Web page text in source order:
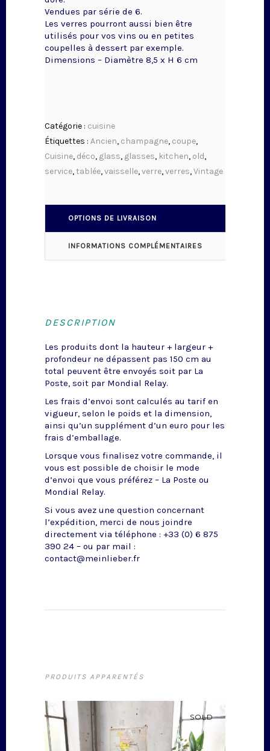
Vendues par série de 6.
Les verres pourront aussi bien être
utilisés pour vos vins ou en petites
coupelles à dessert par exemple.
Dimensions – Diamètre 8,5 x H 6 cm
Catégorie : cuisine
Étiquettes : Ancien, champagne, coupe,
Cuisine, déco, glass, glasses, kitchen, old,
service, tablée,vaisselle,verre,verres,Vintage
OPTIONS DE LIVRAISON
INFORMATIONS COMPLÉMENTAIRES
DESCRIPTION
Les produits dont la hauteur + largeur +
profondeur ne dépassent pas 150 cm au
total peuvent être envoyés soit par La
Poste, soit par Mondial Relay.
Les frais d’envoi sont calculés au tarif en
vigueur, selon le poids et la dimension,
ainsi qu’un supplément d’un euro pour les
frais d’emballage.
Lorsque vous finalisez votre commande, il
vous est possible de choisir le mode
d’envoi que vous préférez – La Poste ou
Mondial Relay.
Si vous avez une question concernant
l’expédition, merci de nous joindre
directement via téléphone : +33 (0) 6 875
390 24 – ou par mail :
contact@meinlieber.fr
PRODUITS APPARENTÉS
SOLD